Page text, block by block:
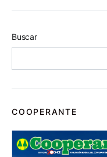
Buscar
COOPERANTE